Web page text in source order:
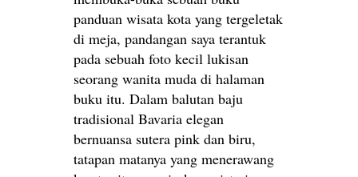
panduan wisata kota yang tergeletak
di meja, pandangan saya terantuk
pada sebuah foto kecil lukisan
seorang wanita muda di halaman
buku itu. Dalam balutan baju
tradisional Bavaria elegan
bernuansa sutera pink dan biru,
tatapan matanya yang menerawang